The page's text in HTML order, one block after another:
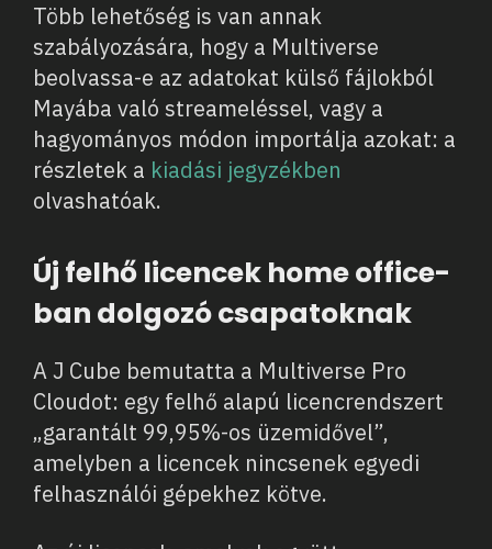
Több lehetőség is van annak
szabályozására, hogy a Multiverse
beolvassa-e az adatokat külső fájlokból
Mayába való streameléssel, vagy a
hagyományos módon importálja azokat: a
részletek a kiadási jegyzékben
olvashatóak.
Új felhő licencek home office-
ban dolgozó csapatoknak
A J Cube bemutatta a Multiverse Pro
Cloudot: egy felhő alapú licencrendszert
„garantált 99,95%-os üzemidővel”,
amelyben a licencek nincsenek egyedi
felhasználói gépekhez kötve.